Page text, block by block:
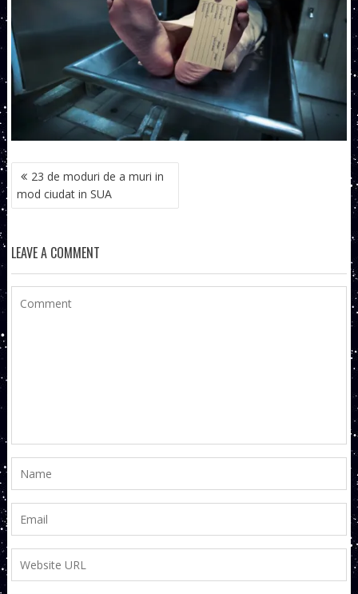
NAVIGARE
ÎN
ARTICOLE
23 de moduri de a muri in
mod ciudat in SUA
LEAVE A COMMENT